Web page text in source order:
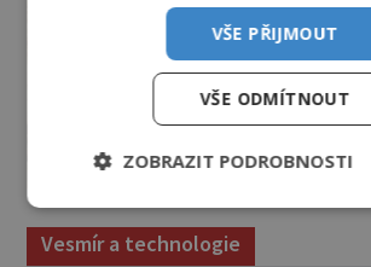
Vesmír a technologie
VŠE PŘIJMOUT
VŠE ODMÍTNOUT
ZOBRAZIT PODROBNOSTI